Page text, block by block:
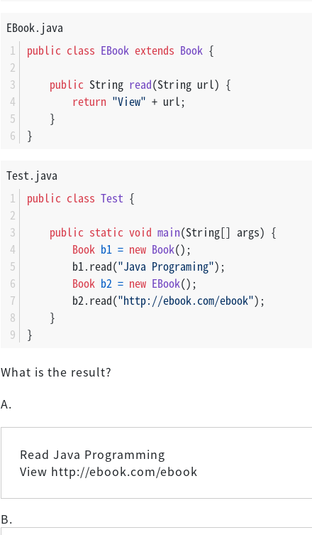
EBook.java
public class EBook extends Book {
public String read(String url) {
return "View" + url;
    }
}
Test.java
public class Test {
public static void main(String[] args) {
Book b1 = new Book();
        b1.read(
"Java Programing");
Book b2 = new EBook();
        b2.read(
"http://ebook.com/ebook");
    }
}
What is the result?
A.
Read Java Programming
View http://ebook.com/ebook
B.